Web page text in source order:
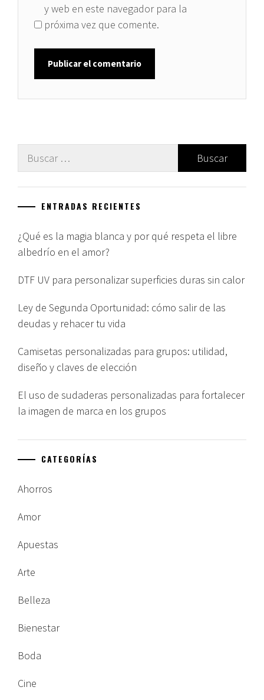
y web en este navegador para la
próxima vez que comente.
ENTRADAS RECIENTES
¿Qué es la magia blanca y por qué respeta el libre
albedrío en el amor?
DTF UV para personalizar superficies duras sin calor
Ley de Segunda Oportunidad: cómo salir de las
deudas y rehacer tu vida
Camisetas personalizadas para grupos: utilidad,
diseño y claves de elección
El uso de sudaderas personalizadas para fortalecer
la imagen de marca en los grupos
CATEGORÍAS
Ahorros
Amor
Apuestas
Arte
Belleza
Bienestar
Boda
Cine